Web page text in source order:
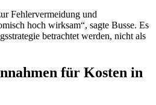
Fehlervermeidung und
hoch wirksam“, sagte Busse. Es
betrachtet werden, nicht als
für Kosten in